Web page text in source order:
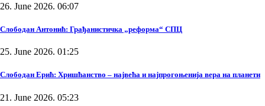
26. June 2026. 06:07
Слободан Антонић: Грађанистичка „реформа“ СПЦ
25. June 2026. 01:25
Слободан Ерић: Хришћанство – највећа и најпрогоњенија вера на планети
21. June 2026. 05:23